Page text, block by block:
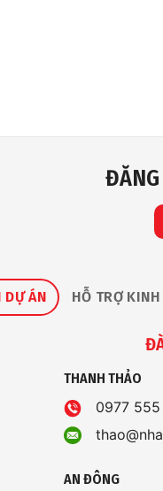
DỰ ÁN HỖ TRỢ
THANH THẢO
0977
AN ĐÔNG